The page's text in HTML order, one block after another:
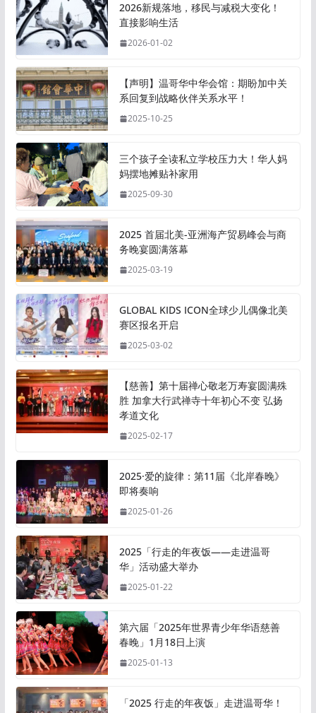
2026新规落地，移民与减税大变化！
直接影响生活
2026-01-02
【声明】温哥华中华会馆：期盼加中关
系回复到战略伙伴关系水平！
2025-10-25
三个孩子全读私立学校压力大！华人妈
妈摆地摊贴补家用
2025-09-30
2025 首届北美-亚洲海产贸易峰会与商
务晚宴圆满落幕
2025-03-19
GLOBAL KIDS ICON全球少儿偶像北美
赛区报名开启
2025-03-02
【慈善】第十届禅心敬老万寿宴圆满殊
胜 加拿大行武禅寺十年初心不变 弘扬
孝道文化
2025-02-17
2025·爱的旋律：第11届《北岸春晚》
即将奏响
2025-01-26
2025「行走的年夜饭——走进温哥
华」活动盛大举办
2025-01-22
第六届「2025年世界青少年华语慈善
春晚」1月18日上演
2025-01-13
「2025 行走的年夜饭」走进温哥华！